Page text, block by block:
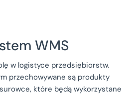
WMS
w logistyce przedsiębiorstw.
przechowywane są produkty
które będą wykorzystane